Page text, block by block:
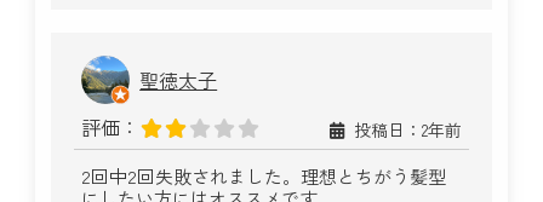
聖徳太子
評価：
投稿日：2年前
2回中2回失敗されました。理想とちがう髪型